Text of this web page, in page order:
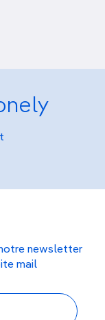
newsletter
mail